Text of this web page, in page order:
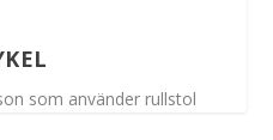
som använder rullstol